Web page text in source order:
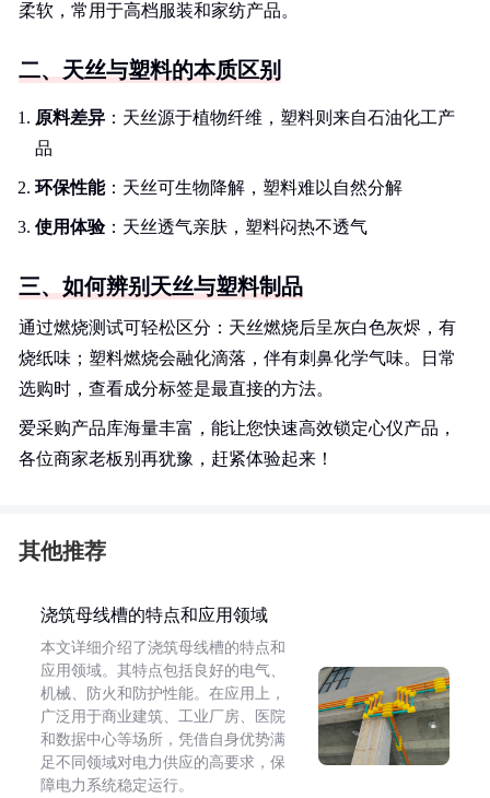
柔软，常用于高档服装和家纺产品。
二、天丝与塑料的本质区别
原料差异 ：天丝源于植物纤维，塑料则来自石油化工产
品
环保性能：天丝可生物降解，塑料难以自然分解
使用体验：天丝透气亲肤，塑料闷热不透气
三、如何辨别天丝与塑料制品
通过燃烧测试可轻松区分：天丝燃烧后呈灰白色灰烬，有
烧纸味；塑料燃烧会融化滴落，伴有刺鼻化学气味。日常
选购时，查看成分标签是最直接的方法。
爱采购产品库海量丰富，能让您快速高效锁定心仪产品，
各位商家老板别再犹豫，赶紧体验起来！
其他推荐
浇筑母线槽的特点和应用领域
本文详细介绍了浇筑母线槽的特点和
应用领域。其特点包括良好的电气、
机械、防火和防护性能。在应用上，
广泛用于商业建筑、工业厂房、医院
和数据中心等场所，凭借自身优势满
足不同领域对电力供应的高要求，保
障电力系统稳定运行。